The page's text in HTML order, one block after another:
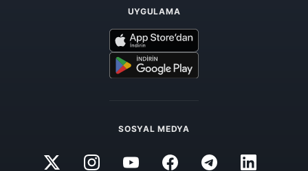
UYGULAMA
SOSYAL MEDYA